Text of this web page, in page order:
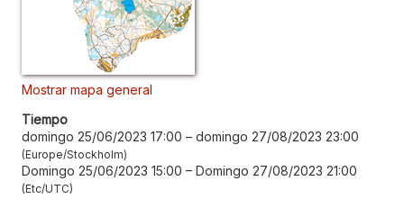
Mostrar mapa general
Tiempo
domingo 25/06/2023 17:00 – domingo 27/08/2023 23:00
Europe/Stockholm
Domingo 25/06/2023 15:00 – Domingo 27/08/2023 21:00
Etc/UTC